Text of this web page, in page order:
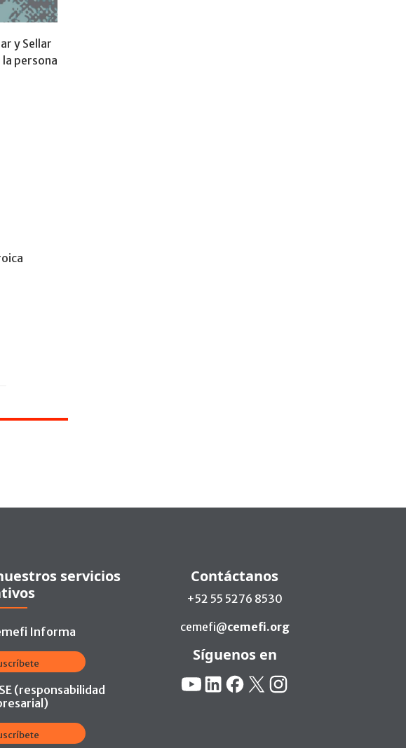
y Sellar
persona
servicios
Informa
(responsabilidad
Contáctanos
+52 55 5276 8530
cemefi@cemefi.org
Síguenos en
Redes Sociales:
YouTube
LinkedinFacebook
X Instagram